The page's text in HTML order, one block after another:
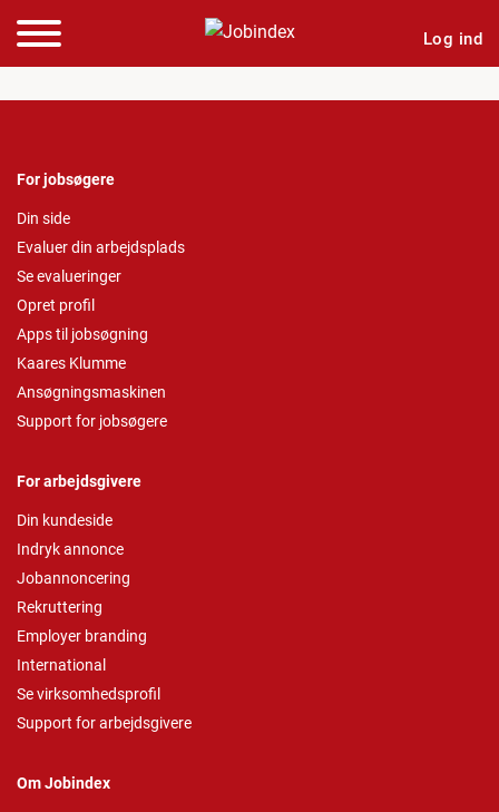
Log ind
For jobsøgere
Din side
Evaluer din arbejdsplads
Se evalueringer
Opret profil
Apps til jobsøgning
Kaares Klumme
Ansøgningsmaskinen
Support for jobsøgere
For arbejdsgivere
Din kundeside
Indryk annonce
Jobannoncering
Rekruttering
Employer branding
International
Se virksomhedsprofil
Support for arbejdsgivere
Om Jobindex